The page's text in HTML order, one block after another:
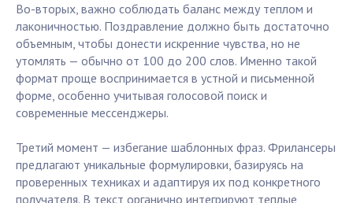
Во-вторых, важно соблюдать баланс между теплом и
лаконичностью. Поздравление должно быть достаточно
объемным, чтобы донести искренние чувства, но не
утомлять — обычно от 100 до 200 слов. Именно такой
формат проще воспринимается в устной и письменной
форме, особенно учитывая голосовой поиск и
современные мессенджеры.
Третий момент — избегание шаблонных фраз. Фрилансеры
предлагают уникальные формулировки, базируясь на
проверенных техниках и адаптируя их под конкретного
получателя. В текст органично интегрируют теплые